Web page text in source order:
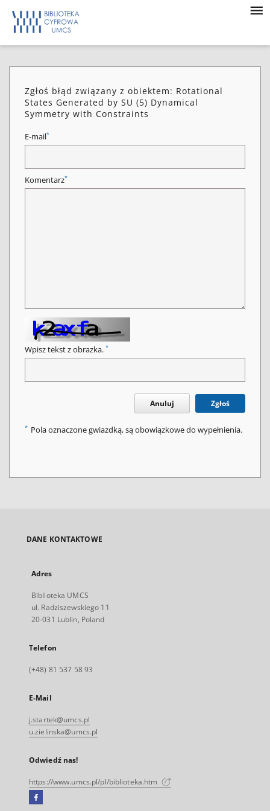
Zgłoś błąd związany z obiektem: Rotational
States Generated by SU (5) Dynamical
Symmetry with Constraints
E-mail*
Komentarz*
Wpisz tekst z obrazka. *
Anuluj Zgłoś
* Pola oznaczone gwiazdką, są obowiązkowe do wypełnienia.
DANE KONTAKTOWE
Adres
Biblioteka UMCS
ul. Radziszewskiego 11
20-031 Lublin, Poland
Telefon
(+48) 81 537 58 93
E-Mail
j.startek@umcs.pl
u.zielinska@umcs.pl
Odwiedź nas!
https://www.umcs.pl/pl/biblioteka.htm
Facebook